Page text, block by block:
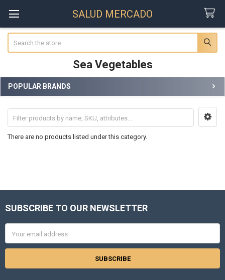
SALUD MERCADO
Sea Vegetables
Sidebar
POPULAR BRANDS
There are no products listed under this category.
Footer
SUBSCRIBE TO OUR NEWSLETTER
Address